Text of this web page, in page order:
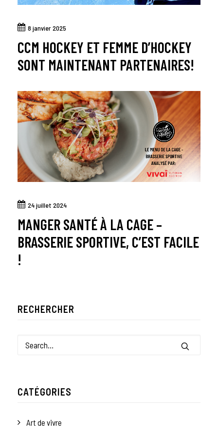
8 janvier 2025
CCM HOCKEY ET FEMME D’HOCKEY
SONT MAINTENANT PARTENAIRES!
24 juillet 2024
MANGER SANTÉ À LA CAGE –
BRASSERIE SPORTIVE, C’EST FACILE
!
RECHERCHER
CATÉGORIES
Art de vivre